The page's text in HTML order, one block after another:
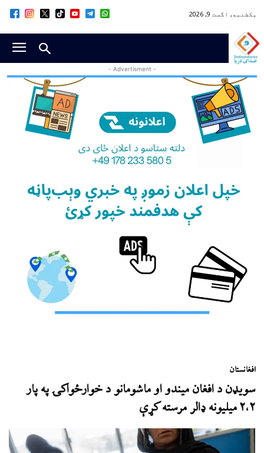
یکشنبه, اگست 9, 2026
- Advertisment -
افغانستان
سویډن د افغان میندو او ماشومانو د خوارځواکۍ په پار
٢،۲ میلیونه ډالر مرسته کړې